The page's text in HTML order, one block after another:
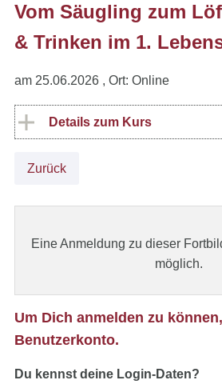
Vom Säugling zum
& Trinken im 1.
am 25.06.2026 , Ort: Online
Details zum Kurs
Zurück
Eine Anmeldung zu dieser
möglich.
Um Dich anmelden zu
Benutzerkonto.
Du kennst deine Login-Daten?